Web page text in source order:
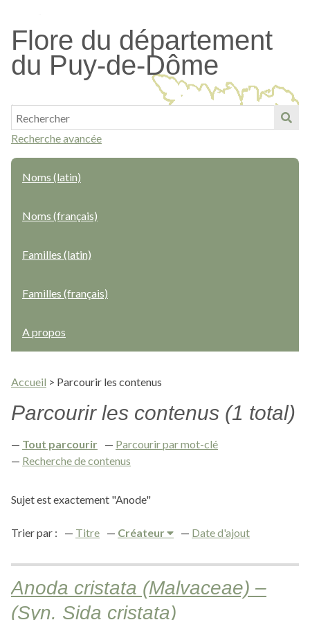
contenu
principal
Flore du département
du Puy-de-Dôme
Recherche avancée
Noms (latin)
Noms (français)
Familles (latin)
Familles (français)
A propos
Accueil > Parcourir les contenus
Parcourir les contenus (1 total)
Tout parcourir
Parcourir par mot-clé
Recherche de contenus
Sujet est exactement "Anode"
Trier par : Titre Créateur Date d'ajout
Anoda cristata (Malvaceae) –
(Syn. Sida cristata)